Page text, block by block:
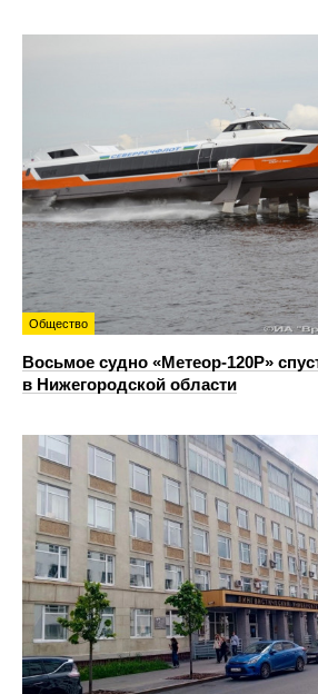
Общество
Восьмое судно «Метеор-120Р»
в Нижегородской области